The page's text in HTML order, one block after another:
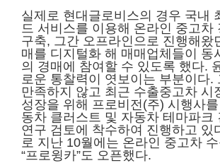
실제로 현대글로비스의 경우 국내
드 서비스를 이용해 온라인 중고차
구축, 그간 오프라인으로 진행해왔
매를 디지털화 해 매매업체들이 동
의 경매에 참여할 수 있도록 했다.
로운 통찰력이 엿보이는 부분이다.
만족하지 않고 최근 수출중고차 시
성장을 위해 프로비전(주) 시행사
동차 클러스트 및 자동차 테마파크
연구 검토에 착수하여 진행하고 있
로 지난 10월에는 온라인 중고차
“프로윙카”도 오픈했다.